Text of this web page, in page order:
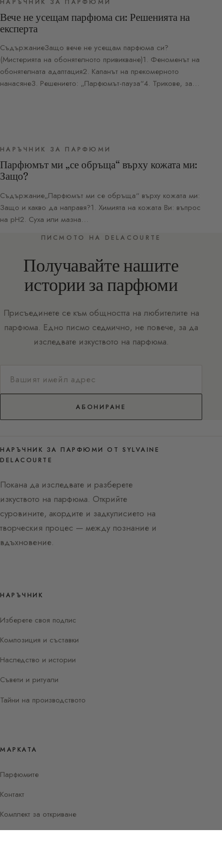
НАРЪЧНИК ЗА ПАРФЮМИ
Вече не усещам парфюма си: Решенията на
експерта
СъдържаниеЗащо вече не усещам парфюма си?
(Мистерията на обонятелното привикване)1. Феноменът на
обонятелната адаптация2. Капанът на прекомерното
нанасяне3. Решението: „Парфюмът-пауза“4. Трикове, за…
НАРЪЧНИК ЗА ПАРФЮМИ
Парфюмът ми „се обръща“ върху кожата ми:
Защо?
Съдържание„Парфюмът ми се обръща“ върху кожата ми:
Защо и какво да направя?1. Химията на кожата Ви: въпрос
на pH2. Суха или мазна…
ПИСМОТО НА DELACOURTE
Получавайте нашите
истории за парфюми
Присъединете се към общността на любителите на
парфюма. Едно писмо седмично, не повече, за да
изследвате изкуството на парфюма.
АБОНИРАНЕ
НАРЪЧНИК ЗА ПАРФЮМИ ОТ SYLVAINE
DELACOURTE
Покана да изследвате и разберете
изкуството на парфюма. Открийте
суровините, акордите и задкулисието на
творческия процес — между познание и
вдъхновение.
НАРЪЧНИК
Изберете своя подпис
Композиция и съставки
Наследство и истории
Съвети и ритуали
Тайни на производството
МАРКАТА
Парфюмите
Контакт
Комплект за откриване